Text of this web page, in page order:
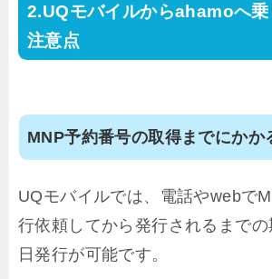
UQモバイルからahamoへ
注意点
MNP予約番号の取得までにかか
UQモバイルでは、電話やwebで
行依頼してから発行されるまで
日発行が可能です。